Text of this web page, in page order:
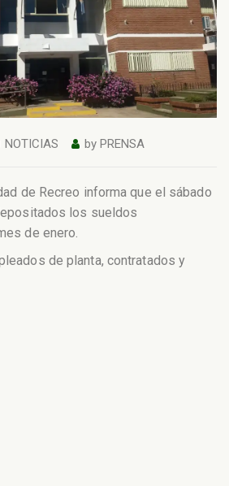
NOTICIAS by PRENSA
de Recreo informa que el sábado
los sueldos
de enero.
de planta, contratados y